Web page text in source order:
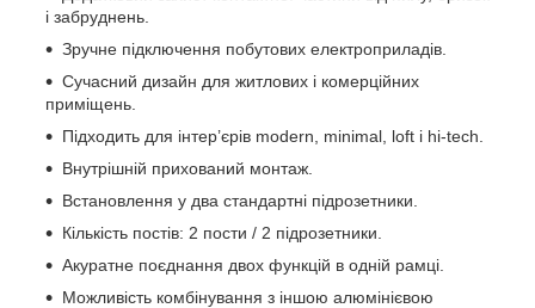
і забруднень.
Зручне підключення побутових електроприладів.
Сучасний дизайн для житлових і комерційних
приміщень.
Підходить для інтер’єрів modern, minimal, loft і hi-tech.
Внутрішній прихований монтаж.
Встановлення у два стандартні підрозетники.
Кількість постів: 2 пости / 2 підрозетники.
Акуратне поєднання двох функцій в одній рамці.
Можливість комбінування з іншою алюмінієвою